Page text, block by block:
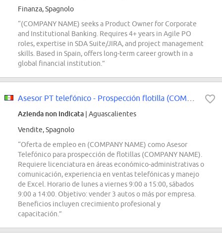
Finanza, Spagnolo
“(COMPANY NAME) seeks a Product Owner for Corporate
and Institutional Banking. Requires 4+ years in Agile PO
roles, expertise in SDA Suite/JIRA, and project management
skills. Based in Spain, offers long-term career growth in a
global financial institution.”
Azienda non indicata | Aguascalientes
Vendite, Spagnolo
“Oferta de empleo en (COMPANY NAME) como Asesor
Telefónico para prospección de flotillas (COMPANY NAME).
Requiere licenciatura en áreas económico-administrativas o
comunicación, experiencia en ventas telefónicas y manejo
de Excel. Horario de lunes a viernes 9:00 a 15:00, sábados
9:00 a 14:00. Objetivo: vender 3 autos o más por empresa.
Beneficios incluyen crecimiento profesional y
capacitación.”